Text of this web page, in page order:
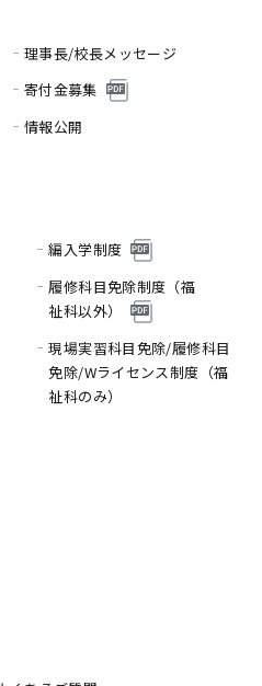
理事長/校長メッセージ
寄付金募集
情報公開
編入学制度
履修科目免除制度（福
祉科以外）
現場実習科目免除/履修科目
免除/Wライセンス制度（福
祉科のみ）